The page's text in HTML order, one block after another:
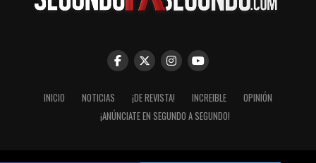
INICIO NOTICIAS ¡DE REVISTA! INCREIBLE
OPINIÓN
¡ANÚNCIATE EN SEGUNDO A SEGUNDO!